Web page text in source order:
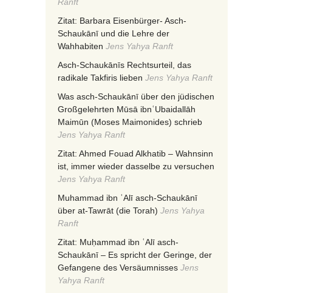
Zitat: Barbara Eisenbürger- Asch-
Schaukānī und die Lehre der
Wahhabiten Jens Yahya Ranft
Asch-Schaukānīs Rechtsurteil, das
radikale Takfiris lieben Jens Yahya Ranft
Was asch-Schaukānī über den jüdischen
Großgelehrten Mūsā ibnʿUbaidallāh
Maimūn (Moses Maimonides) schrieb
Jens Yahya Ranft
Zitat: Ahmed Fouad Alkhatib – Wahnsinn
ist, immer wieder dasselbe zu versuchen
Jens Yahya Ranft
Muhammad ibn ʿAlī asch-Schaukānī
über at-Tawrāt (die Torah) Jens Yahya
Ranft
Zitat: Muḥammad ibn ʿAlī asch-
Schaukānī – Es spricht der Geringe, der
Gefangene des Versäumnisses Jens
Yahya Ranft